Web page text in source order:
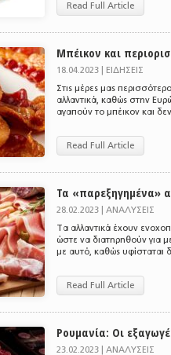
Read Full Article
Μπέικον και
18.04.2023 | ΕΙΔΗΣΕΙΣ
Στις μέρες μας
αλλαντικά, καθώς στην
αγαπούν το μπέικον και
Read Full Article
Τα «παρεξηγημένα»
28.02.2023 | ΑΝΑΛΥΣΕΙΣ
Tα αλλαντικά έχουν
ώστε να διατηρηθούν για
με αυτό, καθώς υφίσταται
Read Full Article
Ρουμανία: Οι
23.02.2023 | ΑΝΑΛΥΣΕΙΣ